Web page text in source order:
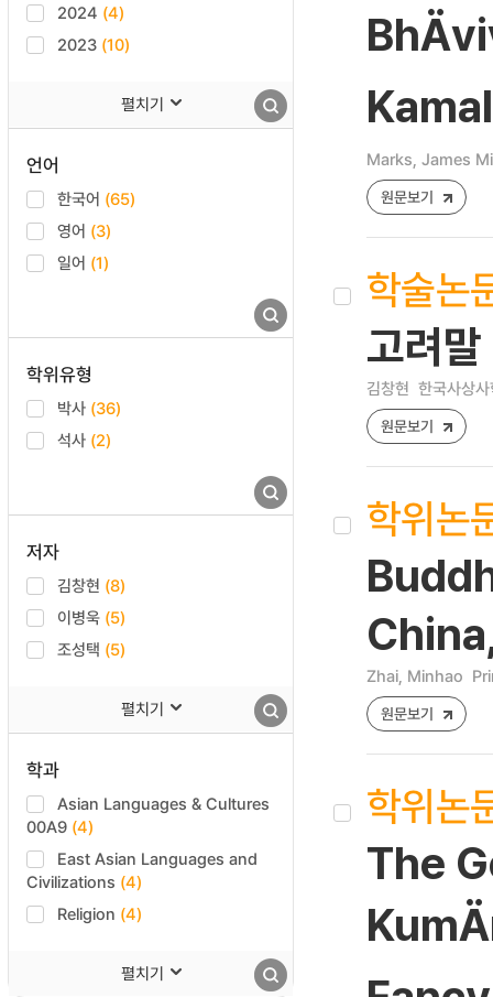
2024 (4)
2023 (10)
펼치기
언어
한국어 (65)
영어 (3)
일어 (1)
학위유형
박사 (36)
석사 (2)
저자
김창현 (8)
이병욱 (5)
조성택 (5)
펼치기
학과
Asian Languages & Cultures
00A9 (4)
East Asian Languages and
Civilizations (4)
Religion (4)
펼치기
Marks, James
원문보기
학술논
고려
김창현 한국사상
원문보기
학위논
Zhai, Minhao
원문보기
학위논
The